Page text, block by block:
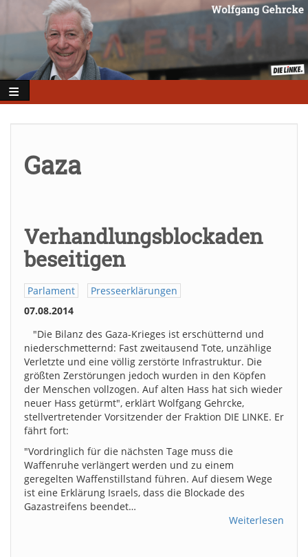
Inhalt
Gaza
Verhandlungsblockaden
beseitigen
Parlament
Presseerklärungen
07.08.2014
"Die Bilanz des Gaza-Krieges ist erschütternd und
niederschmetternd: Fast zweitausend Tote, unzählige
Verletzte und eine völlig zerstörte Infrastruktur. Die
größten Zerstörungen jedoch wurden in den Köpfen
der Menschen vollzogen. Auf alten Hass hat sich wieder
neuer Hass getürmt", erklärt Wolfgang Gehrcke,
stellvertretender Vorsitzender der Fraktion DIE LINKE. Er
fährt fort:
"Vordringlich für die nächsten Tage muss die
Waffenruhe verlängert werden und zu einem
geregelten Waffenstillstand führen. Auf diesem Wege
ist eine Erklärung Israels, dass die Blockade des
Gazastreifens beendet…
Weiterlesen